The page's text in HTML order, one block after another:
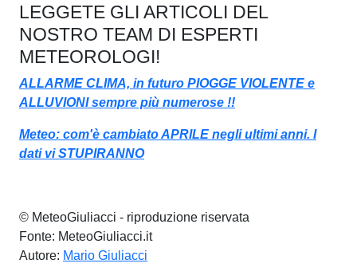
LEGGETE GLI ARTICOLI DEL
NOSTRO TEAM DI ESPERTI
METEOROLOGI!
ALLARME CLIMA, in futuro PIOGGE VIOLENTE e
ALLUVIONI sempre più numerose !!
Meteo: com'è cambiato APRILE negli ultimi anni. I
dati vi STUPIRANNO
© MeteoGiuliacci - riproduzione riservata
Fonte: MeteoGiuliacci.it
Autore: Mario Giuliacci